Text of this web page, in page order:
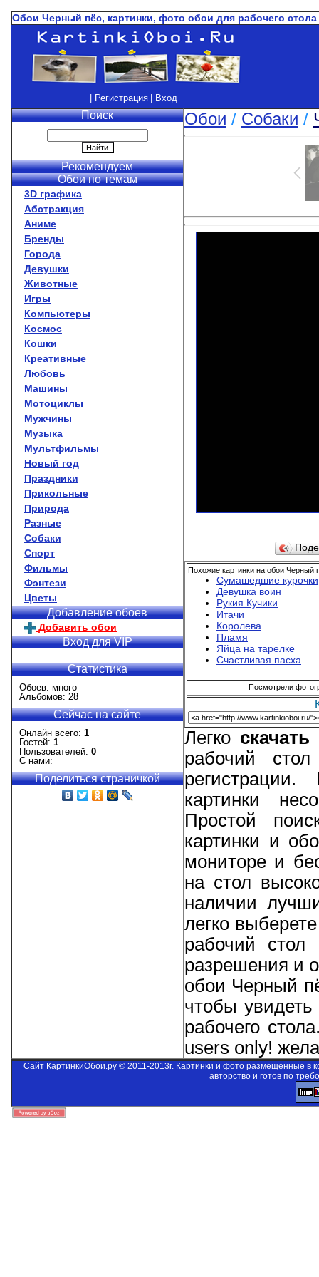
Обои Черный пёс, картинки, фото обои для рабочего
| Регистрация | Вход
Поиск
Рекомендуем
Обои по темам
3D графика
Абстракция
Аниме
Бренды
Города
Девушки
Животные
Игры
Компьютеры
Космос
Кошки
Креативные
Любовь
Машины
Мотоциклы
Мужчины
Музыка
Мультфильмы
Новый год
Праздники
Прикольные
Природа
Разные
Собаки
Спорт
Фильмы
Фэнтези
Цветы
Добавление обоев
Добавить обои
Вход для VIP
Статистика
Обоев: много
Альбомов: 28
Сейчас на сайте
Онлайн всего: 1
Гостей: 1
Пользователей: 0
С нами:
Поделиться страничкой
Обои / Собаки /
Похожие картинки на обои Черный
Сумашедшие курочки
Девушка воин
Рукия Кучики
Итачи
Королева
Пламя
Яйца на тарелке
Счастливая пасха
Посмотрели
Легко
рабочий
картинки
Простой
картинки и
мониторе и
на стол
наличии
легко
рабочий стол
разрешения и
обои Черный
чтобы
рабочего
users only!
Сайт КартинкиОбои.ру © 2011-2013г. Картинки и фото размещенные в
авторство и готов по